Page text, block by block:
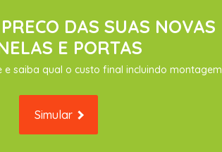
DAS SUAS NOVAS
E PORTAS
e saiba qual o custo final incluindo montagem
Simular